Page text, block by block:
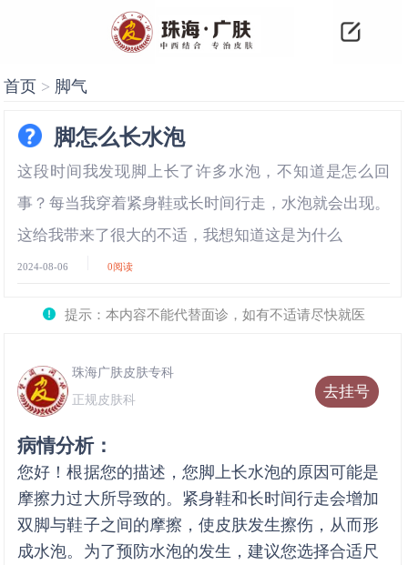
首页 > 脚气
脚怎么长水泡
这段时间我发现脚上长了许多水泡，不知道是怎么回
事？每当我穿着紧身鞋或长时间行走，水泡就会出现。
这给我带来了很大的不适，我想知道这是为什么
2024-08-06 0阅读
提示：本内容不能代替面诊，如有不适请尽快就医
去挂号
珠海广肤皮肤专科
正规皮肤科
病情分析：
您好！根据您的描述，您脚上长水泡的原因可能是
摩擦力过大所导致的。紧身鞋和长时间行走会增加
双脚与鞋子之间的摩擦，使皮肤发生擦伤，从而形
成水泡。为了预防水泡的发生，建议您选择合适尺